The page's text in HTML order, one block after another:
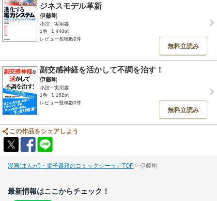
ジネスモデル革新
伊藤剛
小説・実用書
1巻
1,440pt
レビュー投稿数0件
無料立読み
副交感神経を活かして不調を治す！
伊藤剛
小説・実用書
1巻
1,182pt
レビュー投稿数0件
無料立読み
この作品をシェアしよう
漫画(まんが)・電子書籍のコミックシーモアTOP 伊藤剛
最新情報はここからチェック！